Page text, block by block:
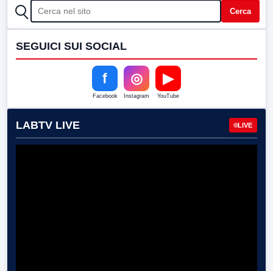
CERCA Cerca
SEGUICI SUI SOCIAL
f
Facebook
◎
Instagram
▶
YouTube
LABTV LIVE LIVE